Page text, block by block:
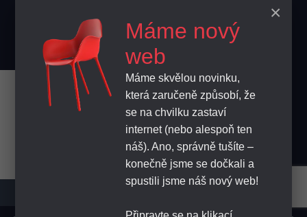
Naše stránky využívají cookies.
Pokračováním v procházení stránek
souhlasíte se způsobem, jakým na nich
Zjistit víc
Máme nový
web
Máme skvělou novinku,
která zaručeně způsobí, že
se na chvilku zastaví
internet (nebo alespoň ten
náš). Ano, správně tušíte –
konečně jsme se dočkali a
spustili jsme náš nový web!
×
FEEDBACK
SUBSCRIBE